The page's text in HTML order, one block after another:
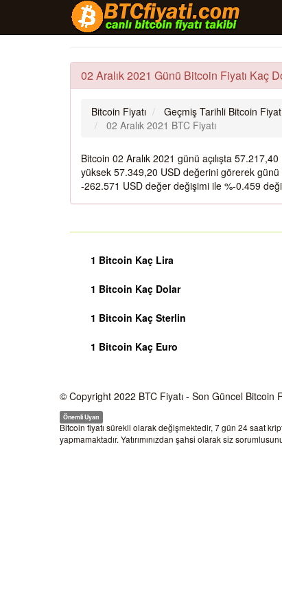
02 Aralık 2021 Günü Bitcoin Fiyatı Kaç
Bitcoin Fiyatı Geçmiş Tarihli Bitcoin
02 Aralık 2021 BTC Fiyatı
Bitcoin 02 Aralık 2021 günü açılışta
yüksek 57.349,20 USD değerini görerek günü
-262.571 USD değer değişimi ile %-0.459
1 Bitcoin Kaç Lira
1 Bitcoin Kaç Dolar
1 Bitcoin Kaç Sterlin
1 Bitcoin Kaç Euro
© Copyright 2022 BTC Fiyatı - Son Güncel Bitcoin
Önemli Uyarı
Bitcoin fiyatı sürekli olarak değişmektedir, 7 gün 24 saat
yapmamaktadır. Yatırımınızdan şahsi olarak siz